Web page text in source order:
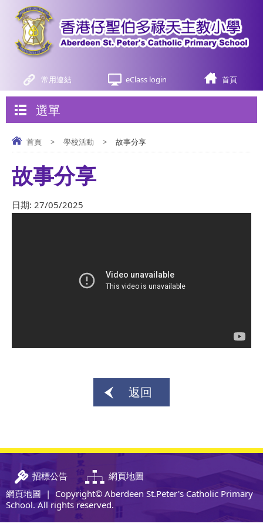
常用連結 eClass login 首頁
選單
首頁 > 學校活動 > 故事分享
故事分享
日期: 27/05/2025
返回
招標公告
網頁地圖
網頁地圖 | Copyright© Aberdeen St.Peter's Catholic Primary
School. All rights reserved.